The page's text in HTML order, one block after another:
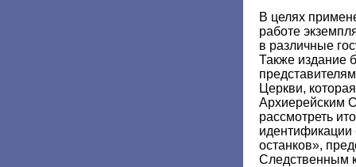
В целях
работе
в различные
Также издание
Церкви,
Архиерейским
рассмотреть
идентификации
останков»,
Следственным